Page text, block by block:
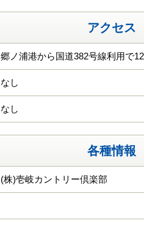
アクセス
郷ノ浦港から国道382号線利用で
なし
なし
各種情報
(株)壱岐カントリー倶楽部